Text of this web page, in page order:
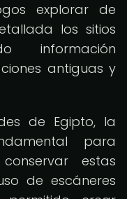
explorar de
los sitios
información
antiguas y
de Egipto, la
para
estas
de escáneres